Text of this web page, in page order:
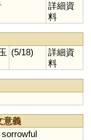
詳細資
料
(5/18)
詳細資
料
意義
sorrowful